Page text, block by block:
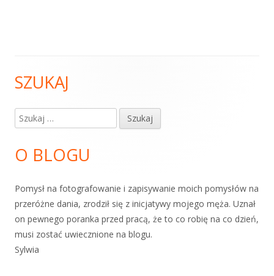
Główny
panel
SZUKAJ
Szukaj:
O BLOGU
Pomysł na fotografowanie i zapisywanie moich pomysłów na
przeróżne dania, zrodził się z inicjatywy mojego męża. Uznał
on pewnego poranka przed pracą, że to co robię na co dzień,
musi zostać uwiecznione na blogu.
Sylwia